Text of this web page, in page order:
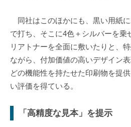
同社はこのほかにも、黒い用紙
で打ち、そこに4色＋シルバーを乗
リアトナーを全面に敷いたりと、
ながら、付加価値の高いデザイン
どの機能性を持たせた印刷物を提
い評価を得ている。
「高精度な見本」を提示